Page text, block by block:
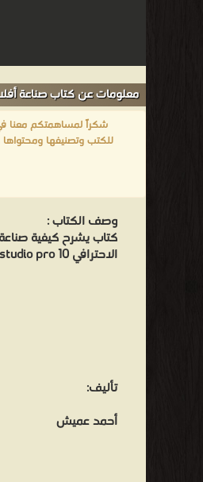
معلومات عن كتاب صناعة
شكراً لمساهمتكم معنا في
للكتب وتصنيفها
وصف الكتاب :
كتاب يشرح كيفية
الاحترافي anime studio pro 10
تأليف:
أحمد عميش